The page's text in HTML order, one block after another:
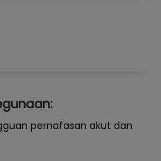
pernafasan akut dan